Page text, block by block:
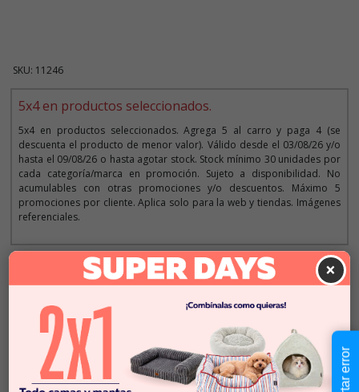
SKU: 11246
5x4 en productos seleccionados.
5x4 en productos seleccionados. Agrega 5 al carro y paga 4 (se
descuenta el producto de menor valor). Válido desde el 03/08/26 y/o
hasta el 09/08/26 o hasta agotar stock. Stock mínimo 30 unidades por
cada categoría/marca en promoción. Sujeto a disponibilidad. No
acumulables con otras promociones y/o descuentos. Máximo 5
promociones por cliente. Aplica solo para la web y tiendas. Imágenes
referenciales.
Descripción
Cantidad:
- +
$2.990
En Stock
×